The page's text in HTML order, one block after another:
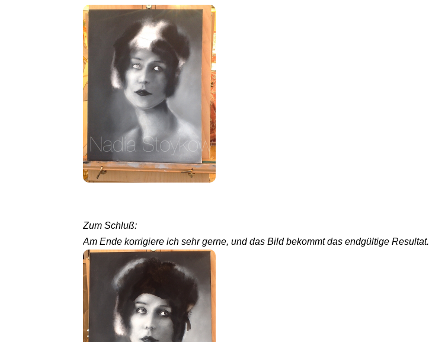
Zum Schluß:
Am Ende korrigiere ich sehr gerne, und das Bild bekommt das endgültige Resultat.